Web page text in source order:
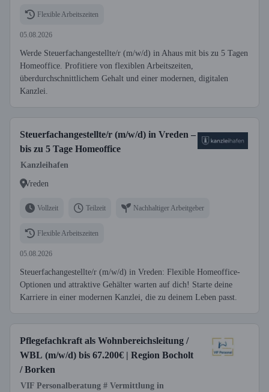
Flexible Arbeitszeiten
05.08.2026
Werde Steuerfachangestellte/r (m/w/d) in Ahaus mit bis zu 5 Tagen
Homeoffice. Profitiere von flexiblen Arbeitszeiten,
überdurchschnittlichem Gehalt und einer modernen, digitalen
Kanzlei.
Steuerfachangestellte/r (m/w/d) in Vreden –
bis zu 5 Tage Homeoffice
Kanzleihafen
Vreden
Vollzeit Teilzeit Nachhaltiger Arbeitgeber
Flexible Arbeitszeiten
05.08.2026
Steuerfachangestellte/r (m/w/d) in Vreden: Flexible Homeoffice-
Optionen und attraktive Gehälter warten auf dich! Starte deine
Karriere in einer modernen Kanzlei, die zu deinem Leben passt.
Pflegefachkraft als Wohnbereichsleitung /
WBL (m/w/d) bis 67.200€ | Region Bocholt
/ Borken
VIF Personalberatung # Vermittlung in